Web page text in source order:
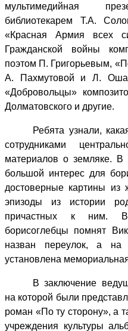
мультимедийная
библиотекарем Т.А.
«Красная Армия всех
Гражданской войны
поэтом П. Григорьевым,
А. Пахмутовой и Л.
«Добровольцы»
Долматовского и другие.
Ребята узнали,
сотрудниками
материалов о земляке.
большой интерес для
достоверные картины из
эпизоды из истории
причастных к ним.
борисоглебцы помнят
назван переулок, а
установлена
В заключение
на которой были
роман «По ту сторону», а
учреждения культуры